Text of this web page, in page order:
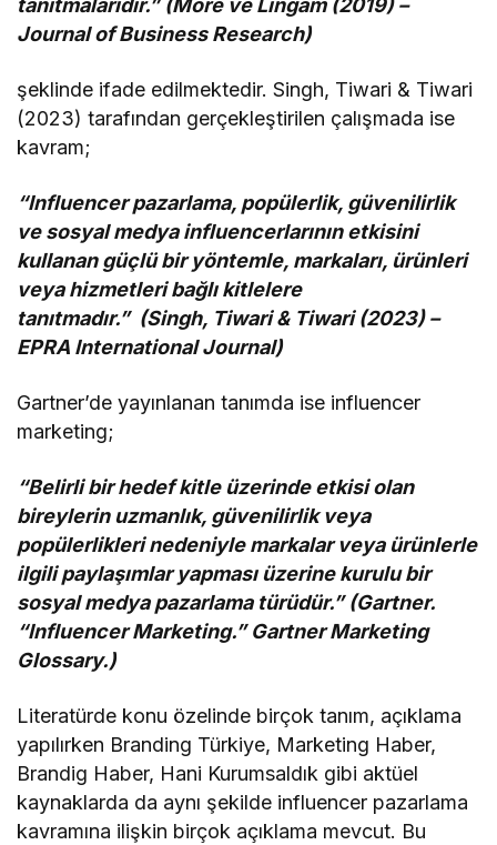
tanıtmalarıdır.” (More ve Lingam (2019) –
Journal of Business Research)
şeklinde ifade edilmektedir. Singh, Tiwari & Tiwari
(2023) tarafından gerçekleştirilen çalışmada ise
kavram;
“Influencer pazarlama, popülerlik, güvenilirlik
ve sosyal medya influencerlarının etkisini
kullanan güçlü bir yöntemle, markaları, ürünleri
veya hizmetleri bağlı kitlelere
tanıtmadır.” (Singh, Tiwari & Tiwari (2023) –
EPRA International Journal)
Gartner’de yayınlanan tanımda ise influencer
marketing;
“Belirli bir hedef kitle üzerinde etkisi olan
bireylerin uzmanlık, güvenilirlik veya
popülerlikleri nedeniyle markalar veya ürünlerle
ilgili paylaşımlar yapması üzerine kurulu bir
sosyal medya pazarlama türüdür.” (Gartner.
“Influencer Marketing.” Gartner Marketing
Glossary.)
Literatürde konu özelinde birçok tanım, açıklama
yapılırken Branding Türkiye, Marketing Haber,
Brandig Haber, Hani Kurumsaldık gibi aktüel
kaynaklarda da aynı şekilde influencer pazarlama
kavramına ilişkin birçok açıklama mevcut. Bu